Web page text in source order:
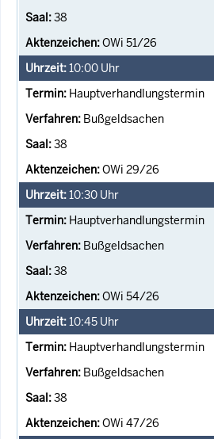
38
OWi 51/26
10:00 Uhr
Hauptverhandlungstermin
Bußgeldsachen
38
OWi 29/26
10:30 Uhr
Hauptverhandlungstermin
Bußgeldsachen
38
OWi 54/26
10:45 Uhr
Hauptverhandlungstermin
Bußgeldsachen
38
OWi 47/26